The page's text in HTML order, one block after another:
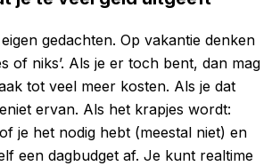
gedachten. Op vakantie denken
of niks’. Als je er toch bent, dan mag
tot veel meer kosten. Als je dat
ervan. Als het krapjes wordt:
je het nodig hebt (meestal niet) en
een dagbudget af. Je kunt realtime